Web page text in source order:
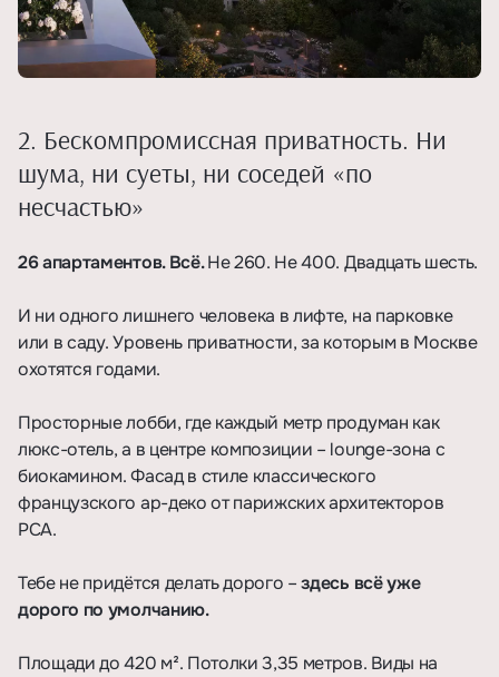
2. Бескомпромиссная приватность. Ни
шума, ни суеты, ни соседей «по
несчастью»
26 апартаментов. Всё.Не 260. Не 400. Двадцать шесть.
И ни одного лишнего человека в лифте, на парковке
или в саду. Уровень приватности, за которым в Москве
охотятся годами.
Просторные лобби, где каждый метр продуман как
люкс-отель, а в центре композиции – lounge-зона с
биокамином. Фасад в стиле классического
французского ар-деко от парижских архитекторов
PCA.
Тебе не придётся делать дорого –здесь всё уже
дорого по умолчанию.
Площади до 420 м². Потолки 3,35 метров. Виды на